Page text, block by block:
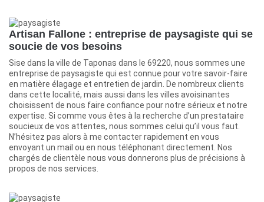
Artisan Fallone : entreprise de paysagiste qui se
soucie de vos besoins
Sise dans la ville de Taponas dans le 69220, nous sommes une
entreprise de paysagiste qui est connue pour votre savoir-faire
en matière élagage et entretien de jardin. De nombreux clients
dans cette localité, mais aussi dans les villes avoisinantes
choisissent de nous faire confiance pour notre sérieux et notre
expertise. Si comme vous êtes à la recherche d’un prestataire
soucieux de vos attentes, nous sommes celui qu’il vous faut.
N’hésitez pas alors à me contacter rapidement en vous
envoyant un mail ou en nous téléphonant directement. Nos
chargés de clientèle nous vous donnerons plus de précisions à
propos de nos services.